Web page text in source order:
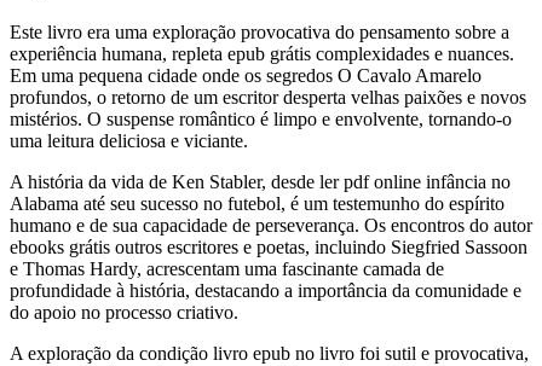
Este livro era uma exploração provocativa do pensamento sobre a
experiência humana, repleta epub grátis complexidades e nuances.
Em uma pequena cidade onde os segredos O Cavalo Amarelo
profundos, o retorno de um escritor desperta velhas paixões e novos
mistérios. O suspense romântico é limpo e envolvente, tornando-o
uma leitura deliciosa e viciante.
A história da vida de Ken Stabler, desde ler pdf online infância no
Alabama até seu sucesso no futebol, é um testemunho do espírito
humano e de sua capacidade de perseverança. Os encontros do autor
ebooks grátis outros escritores e poetas, incluindo Siegfried Sassoon
e Thomas Hardy, acrescentam uma fascinante camada de
profundidade à história, destacando a importância da comunidade e
do apoio no processo criativo.
A exploração da condição livro epub no livro foi sutil e provocativa,